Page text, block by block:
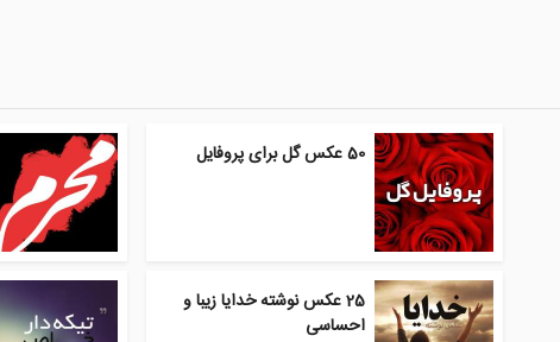
50 عکس گل برای پروفایل
25 عکس نوشته خدایا زیبا و
احساسی